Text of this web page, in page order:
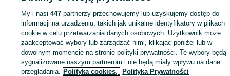
KATEGORIA
ID:1057289704 Wyświetlenia:
My i nasi447 partnerzy przechowujemy lub uzyskujemy dostęp do
informacji na urządzeniu, takich jak unikalne identyfikatory w plikach
cookie w celu przetwarzania danych osobowych. Użytkownik może
zaakceptować wybory lub zarządzać nimi, klikając poniżej lub w
dowolnym momencie na stronie polityki prywatności. Te wybory będą
sygnalizowane naszym partnerom i nie będą miały wpływu na dane
przeglądania. Polityka cookies, Polityka Prywatności